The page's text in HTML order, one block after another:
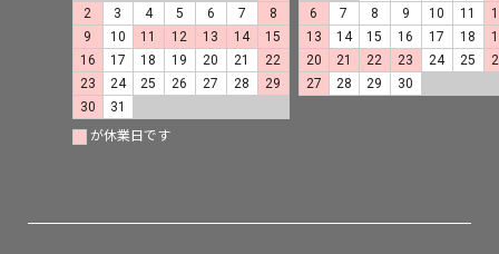
2
3 4 5 6 7
8
9
10 11 12 13 14
15
16
17 18 19 20 21
22
23
24 25 26 27 28
29
30
31
6
7 8 9 10 11
13
14 15 16 17 18
20
21 22 23 24 25
27
28 29 30
が休業日です